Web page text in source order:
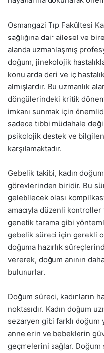
Osmangazi Tıp Fakültesi
sağlığına dair ailesel ve
alanda uzmanlaşmış
doğum, jinekolojik
konularda deri ve iç
almışlardır. Bu uzmanlık
döngülerindeki kritik
imkanı sunmak için
sadece tıbbi müdahale
psikolojik destek ve
karşılamaktadır.
Gebelik takibi, kadın
görevlerinden biridir. Bu
gelebilecek olası
amacıyla düzenli kontroller
genetik tarama gibi
gebelik süreci için gerekli
doğuma hazırlık
vererek, doğum anının
bulunurlar.
Doğum süreci, kadınların
noktasıdır. Kadın doğum
sezaryen gibi farklı
annelerin ve bebeklerin
geçmelerini sağlar. Doğum